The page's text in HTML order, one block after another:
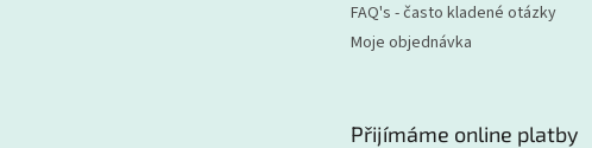
FAQ's - často kladené otázky
Moje objednávka
Přijímáme online platby